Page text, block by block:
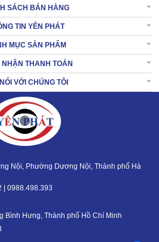
xúc đất của thiết bị, thiết kế dạng
bọc, mặt trước là nơi gắn thêm phụ
đánh bóng.
ống dẫn nước sạch, khi vận hành
để hỗ trợ khâu vệ sinh.
thu dọn mọi chất bẩn sinh ra từ hoạt
Và cũng nhờ sự trợ lực của motor, các
lên thùng chứa qua 1 ống dẫn nối.
phía trên.
SÁCH BÁN HÀNG
TIN YÊN PHÁT
MỤC SẢN PHẨM
THANH TOÁN
VỚI CHÚNG TÔI
Nội, Phường Dương Nội, Thành phố Hà
| 0988.498.393
Bình Hưng, Thành phố Hồ Chí Minh